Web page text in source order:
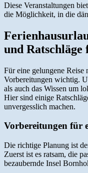
Diese Veranstaltungen
die Möglichkeit, in die
und Ratschläge
Für eine gelungene
Vorbereitungen wichtig.
als auch das Wissen um
Hier sind einige
unvergesslich machen.
Vorbereitungen für
Die richtige Planung ist
Zuerst ist es ratsam, die
bezaubernde Insel